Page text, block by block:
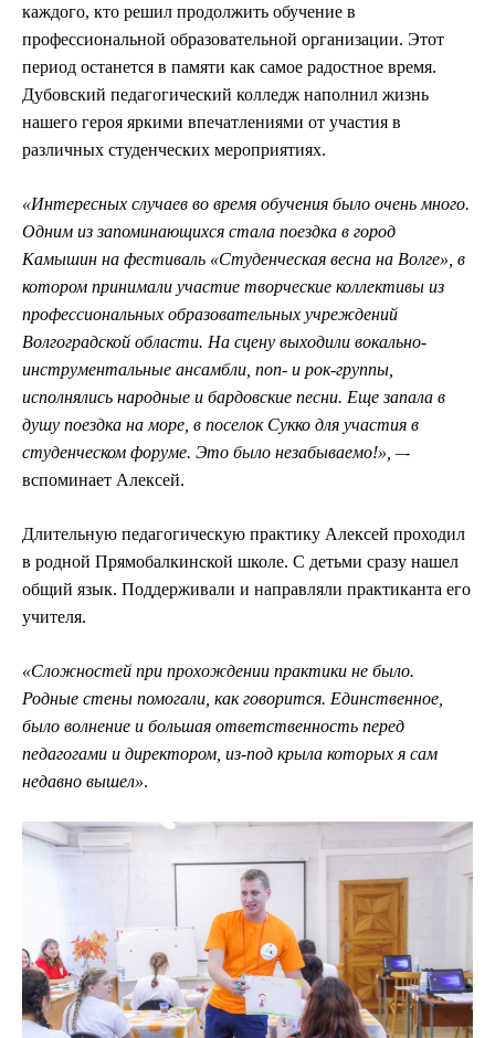
каждого, кто решил продолжить обучение в
профессиональной образовательной организации. Этот
период останется в памяти как самое радостное время.
Дубовский педагогический колледж наполнил жизнь
нашего героя яркими впечатлениями от участия в
различных студенческих мероприятиях.
«Интересных случаев во время обучения было очень много.
Одним из запоминающихся стала поездка в город
Камышин на фестиваль «Студенческая весна на Волге», в
котором принимали участие творческие коллективы из
профессиональных образовательных учреждений
Волгоградской области. На сцену выходили вокально-
инструментальные ансамбли, поп- и рок-группы,
исполнялись народные и бардовские песни. Еще запала в
душу поездка на море, в поселок Сукко для участия в
студенческом форуме. Это было незабываемо!», –­
вспоминает Алексей.
Длительную педагогическую практику Алексей проходил
в родной Прямобалкинской школе. С детьми сразу нашел
общий язык. Поддерживали и направляли практиканта его
учителя.
«Сложностей при прохождении практики не было.
Родные стены помогали, как говорится. Единственное,
было волнение и большая ответственность перед
педагогами и директором, из-под крыла которых я сам
недавно вышел».